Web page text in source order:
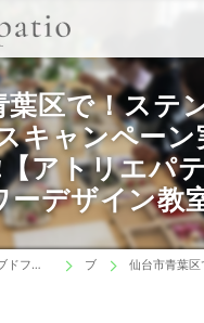
葉区で！ステ
キャンペーン
アトリエパ
ーデザイン教
仙台のプリザーブドフラワーはアトリエパティオフラワーデザインスクール ブログ 仙台市青葉区で！ステンドフラワーコー